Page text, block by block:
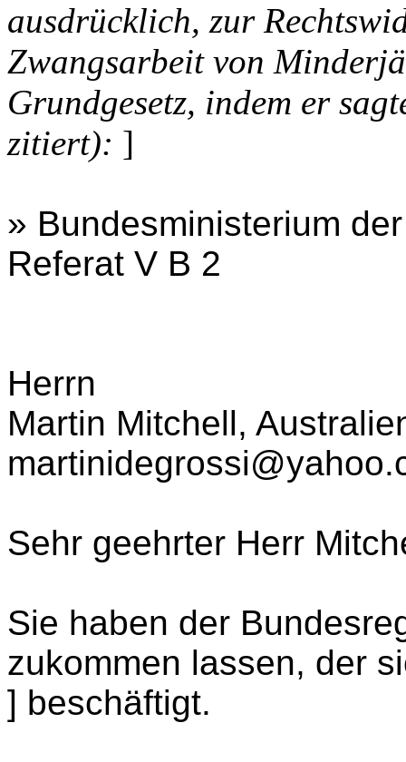
ausdrücklich, zur
Zwangsarbeit von
Grundgesetz, indem er
zitiert): ]
» Bundesministerium
Referat V B 2
Herrn
Martin Mitchell,
Sehr geehrter Herr
Sie haben der
zukommen lassen, der
] beschäftigt.